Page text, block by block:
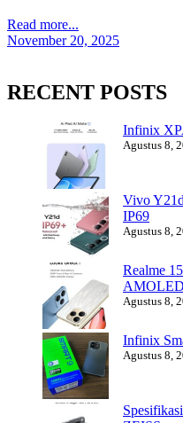
Read more...
November 20, 2025
RECENT POSTS
Infinix
Agustus 8,
Vivo
IP69
Agustus 8,
Realme
AMOLED
Agustus 8,
Infinix
Agustus 8,